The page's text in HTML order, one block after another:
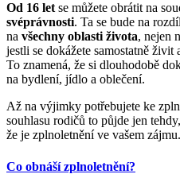
Od 16 letse můžete obrátit na
svéprávnosti. Ta se bude na
na všechny oblasti života, nejen
jestli se dokážete samostatně živit
To znamená, že si dlouhodobě
na bydlení, jídlo a oblečení.
Až na výjimky potřebujete ke
souhlasu rodičů to půjde jen
že je zplnoletnění ve vašem zájmu.
Co obnáší zplnoletnění?